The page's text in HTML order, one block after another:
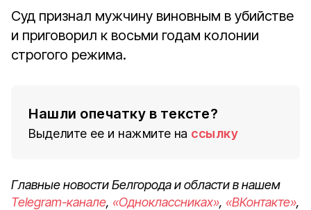
Суд признал мужчину виновным в убийстве
и приговорил к восьми годам колонии
строгого режима.
Нашли опечатку в тексте?
Выделите ее и нажмите на ссылку
Главные новости Белгорода и области в нашем
Telegram-канале, «Одноклассниках», «ВКонтакте»,